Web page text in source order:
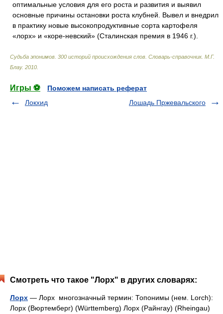
оптимальные условия для его роста и развития и выявил
основные причины остановки роста клубней. Вывел и внедрил
в практику новые высокопродуктивные сорта картофеля
«лорх» и «коре-невский» (Сталинская премия в 1946 г.).
Судьба эпонимов. 300 историй происхождения слов. Словарь-справочник. М.Г.
Блау. 2010
Игры ⚽
Поможем написать реферат
Локхид
Лошадь Пржевальского
Смотреть что такое "Лорх" в других словарях:
Лорх — Лорх многозначный термин: Топонимы (нем. Lorch):
Лорх (Вюртемберг) (Württemberg) Лорх (Райнгау) (Rheingau)